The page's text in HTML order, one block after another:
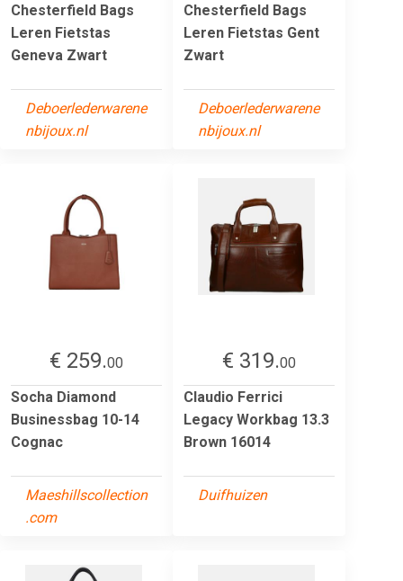
Chesterfield Bags
Leren Fietstas
Geneva Zwart
Deboerlederwarene
nbijoux.nl
Chesterfield Bags
Leren Fietstas Gent
Zwart
Deboerlederwarene
nbijoux.nl
€ 259.00
Socha Diamond
Businessbag 10-14
Cognac
Maeshillscollection
.com
€ 319.00
Claudio Ferrici
Legacy Workbag 13.3
Brown 16014
Duifhuizen